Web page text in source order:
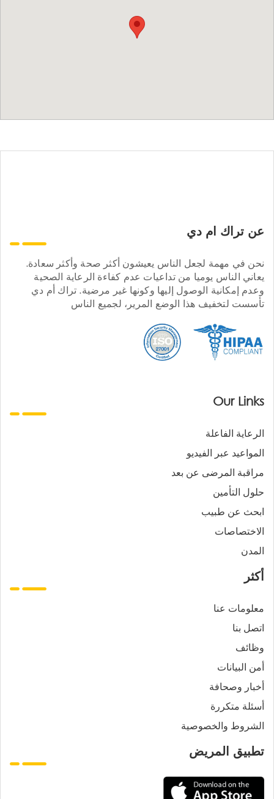
عن تراك ام دي
نحن في مهمة لجعل الناس يعيشون أكثر صحة وأكثر سعادة.
يعاني الناس يوميا من تداعيات عدم كفاءة الرعاية الصحية
وعدم إمكانية الوصول إليها وكونها غير مرضية. تراك أم دي
تأسست لتخفيف هذا الوضع المرير، لجميع الناس
Our Links
الرعاية الفاعلة
المواعيد عبر الفيديو
مراقبة المرضى عن بعد
حلول التأمين
ابحث عن طبيب
الاختصاصات
المدن
أكثر
معلومات عنا
اتصل بنا
وظائف
أمن البيانات
أخبار وصحافة
أسئلة متكررة
الشروط والخصوصية
تطبيق المريض